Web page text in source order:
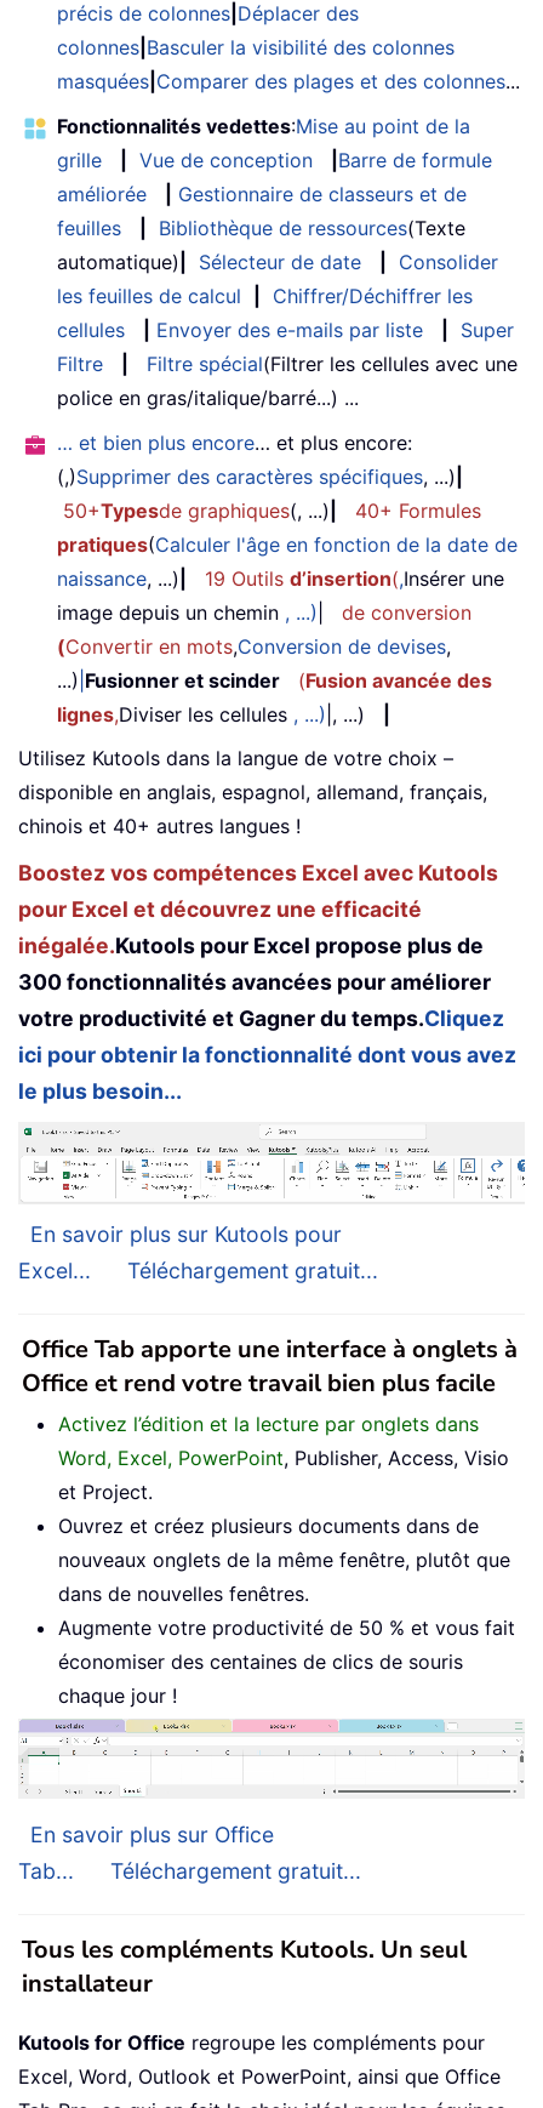
précis de colonnes Déplacer des
colonnes Basculer la visibilité des colonnes
masquées Comparer des plages et des colonnes...
Fonctionnalités vedettes:Mise au point de la
grille
Vue de conception
Barre de formule
améliorée
Gestionnaire de classeurs et de
feuilles
Bibliothèque de ressources(Texte
automatique)
Sélecteur de date
Consolider
les feuilles de calcul
Chiffrer/Déchiffrer les
cellules
Envoyer des e-mails par liste
Super
Filtre
Filtre spécial(Filtrer les cellules avec une
police en gras/italique/barré...) ...
… et bien plus encore… et plus encore:
(,)Supprimer des caractères spécifiques, ...)
50+Typesde graphiques(, ...)
40+ Formules
pratiques(Calculer l'âge en fonction de la date de
naissance, ...) 19 Outils d’insertion(,Insérer une
image depuis un chemin , ...)
de conversion
(Convertir en mots,Conversion de devises,
...) Fusionner et scinder (Fusion avancée des
lignes,Diviser les cellules , ...) |, ...)
Utilisez Kutools dans la langue de votre choix –
disponible en anglais, espagnol, allemand, français,
chinois et 40+ autres langues !
Boostez vos compétences Excel avec Kutools
pour Excel et découvrez une efficacité
inégalée.Kutools pour Excel propose plus de
300 fonctionnalités avancées pour améliorer
votre productivité et Gagner du temps.Cliquez
ici pour obtenir la fonctionnalité dont vous avez
le plus besoin...
En savoir plus sur Kutools pour
Excel...
Téléchargement gratuit...
Office Tab apporte une interface à onglets à
Office et rend votre travail bien plus facile
Activez l’édition et la lecture par onglets dans
Word, Excel, PowerPoint, Publisher, Access, Visio
et Project.
Ouvrez et créez plusieurs documents dans de
nouveaux onglets de la même fenêtre, plutôt que
dans de nouvelles fenêtres.
Augmente votre productivité de 50 % et vous fait
économiser des centaines de clics de souris
chaque jour !
En savoir plus sur Office
Tab...
Téléchargement gratuit...
Tous les compléments Kutools. Un seul
installateur
Kutools for Office regroupe les compléments pour
Excel, Word, Outlook et PowerPoint, ainsi que Office